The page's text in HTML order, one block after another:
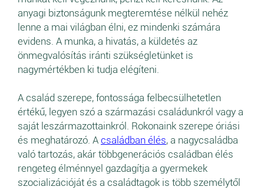
anyagi biztonságunk megteremtése nélkül nehéz
lenne a mai világban élni, ez mindenki számára
evidens. A munka, a hivatás, a küldetés az
önmegvalósítás iránti szükségletünket is
nagymértékben ki tudja elégíteni.
A család szerepe, fontossága felbecsülhetetlen
értékű, legyen szó a származási családunkról vagy a
saját leszármazottainkról. Rokonaink szerepe óriási
és meghatározó. A családban élés, a nagycsaládba
való tartozás, akár többgenerációs családban élés
rengeteg élménnyel gazdagítja a gyermekek
szocializációját és a családtagok is több személytől